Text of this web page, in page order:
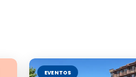
EVENTOS